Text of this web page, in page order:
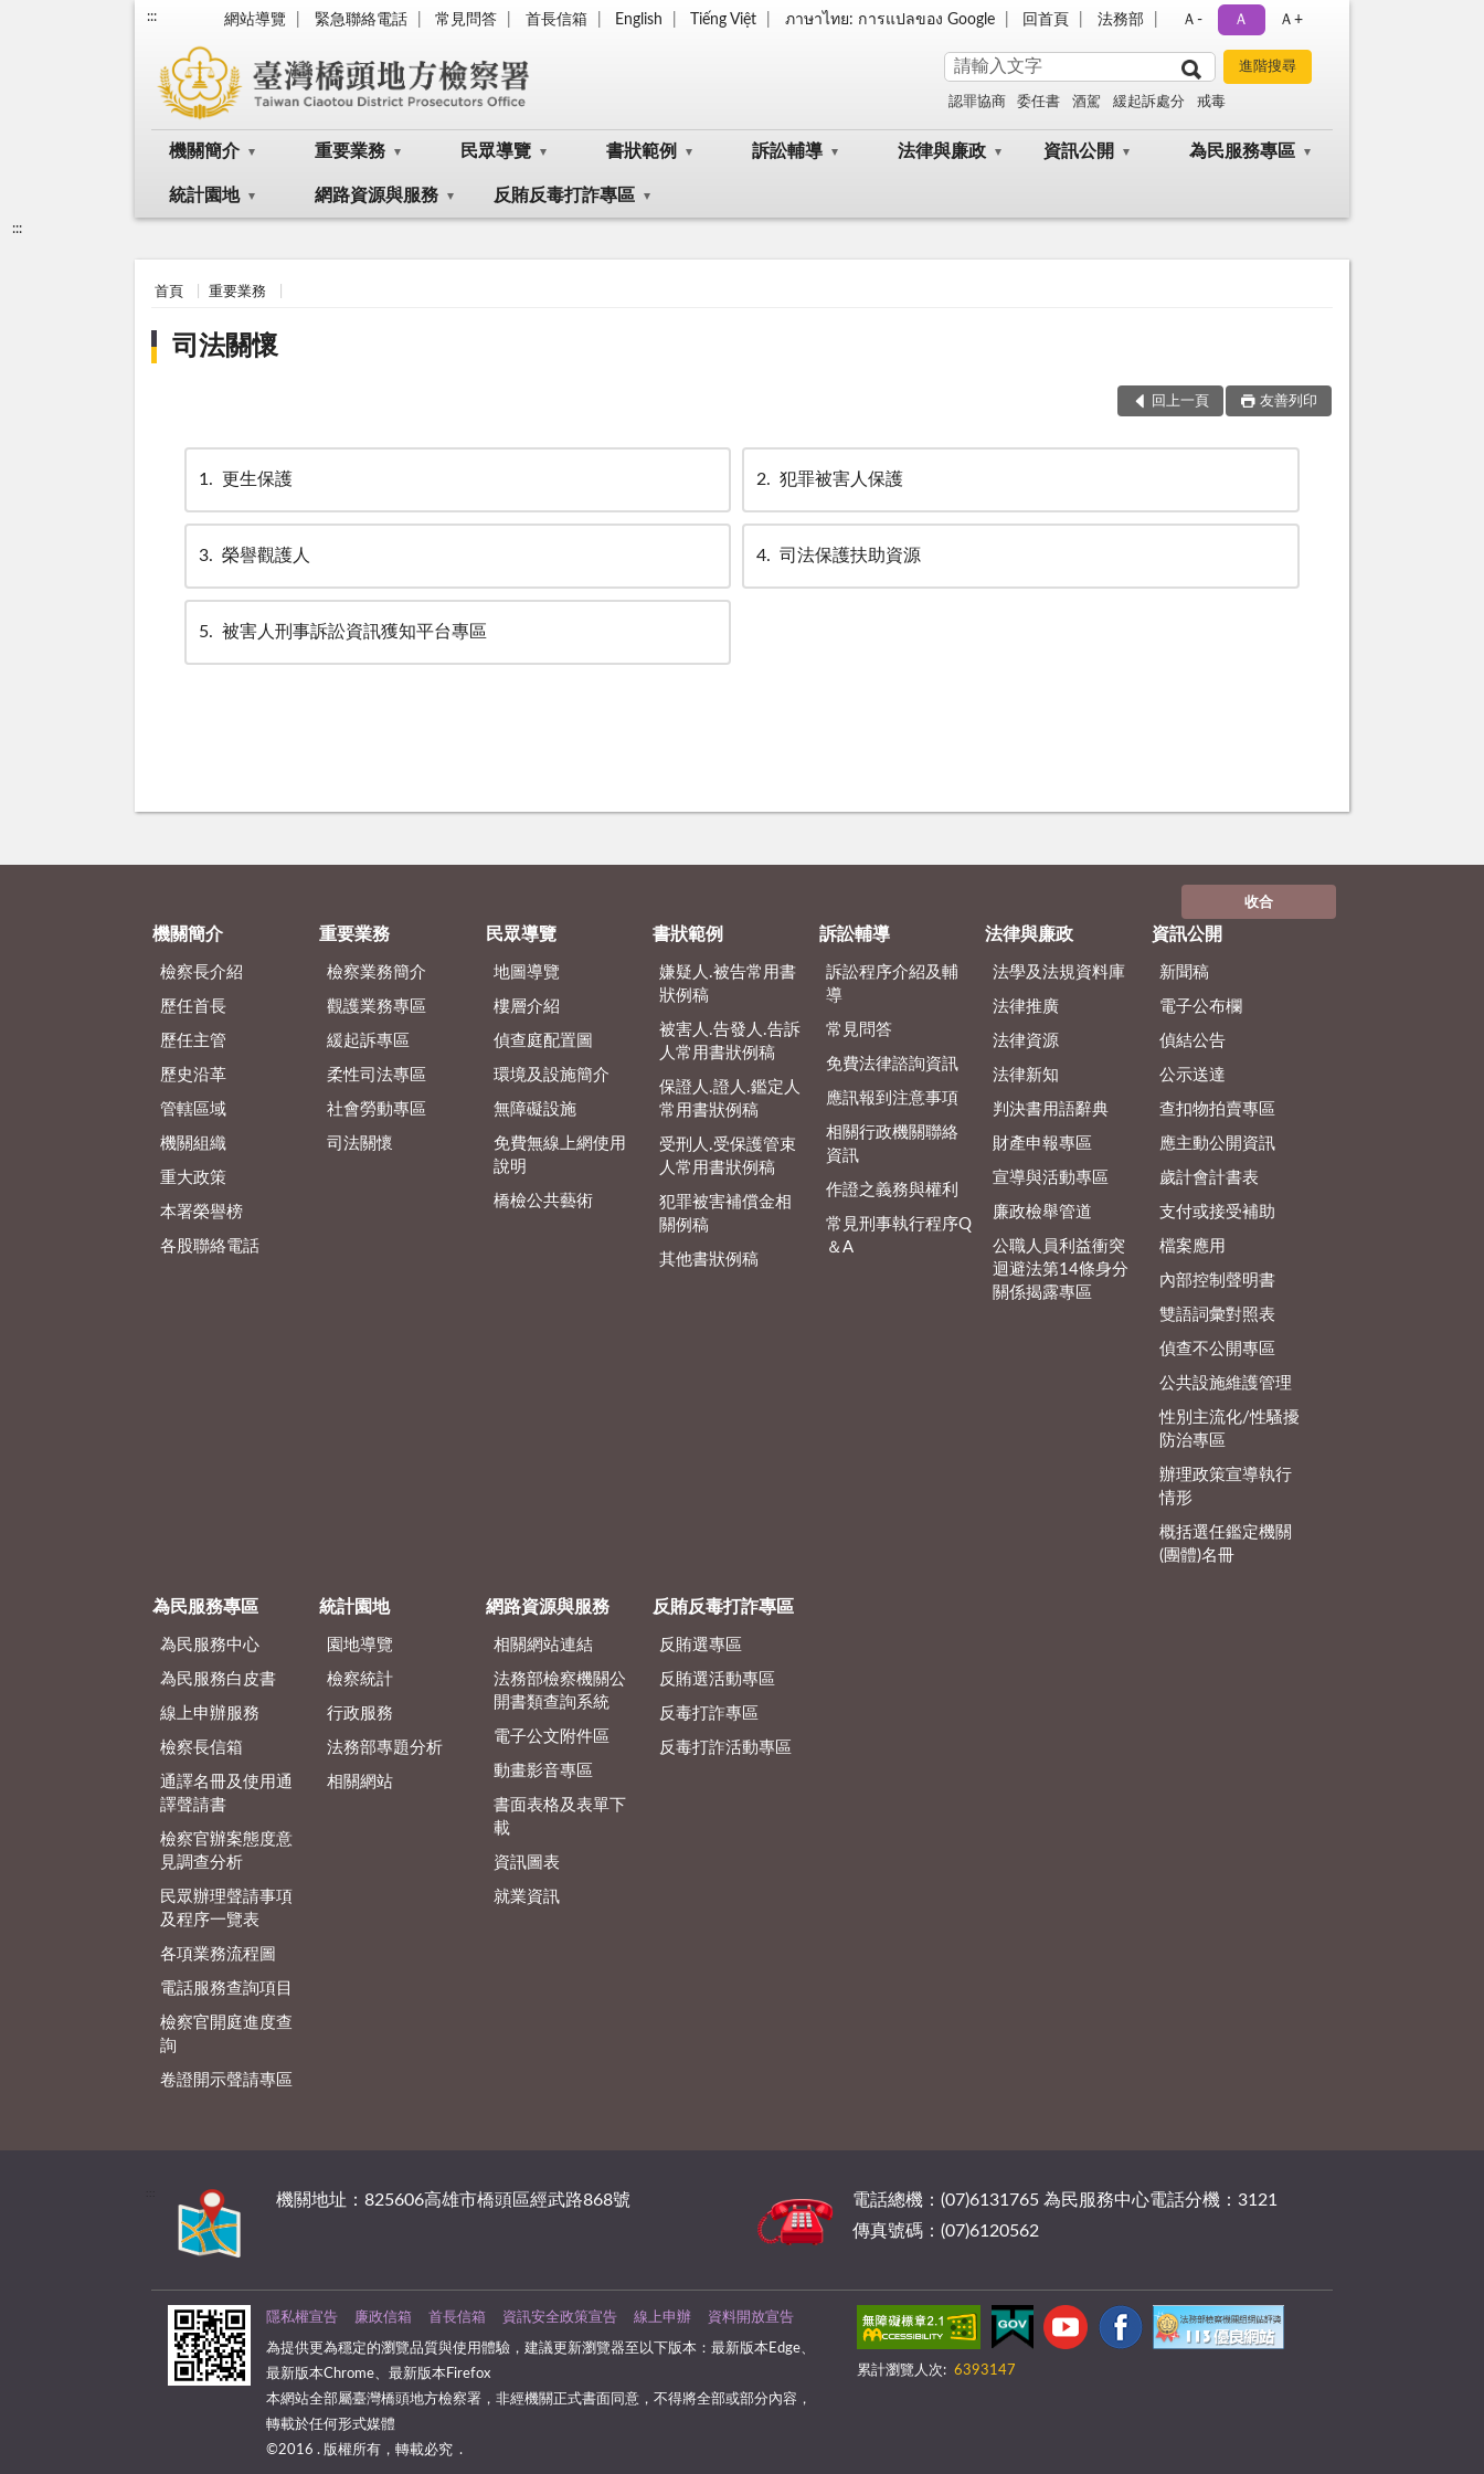
::: 網站導覽 緊急聯絡電話 常見問答 首長信箱 English Tiếng Việt ภาษาไทย: การแปลของ Google 回首頁 法務部 Ａ- Ａ Ａ+
認罪協商 委任書 酒駕 緩起訴處分 戒毒
機關簡介 重要業務 民眾導覽 書狀範例 訴訟輔導 法律與廉政 資訊公開 為民服務專區
統計園地 網路資源與服務 反賄反毒打詐專區
:::
首頁 重要業務
司法關懷
回上一頁 友善列印
1 更生保護 2 犯罪被害人保護
3 榮譽觀護人 4 司法保護扶助資源
5 被害人刑事訴訟資訊獲知平台專區
收合
機關簡介
檢察長介紹
歷任首長
歷任主管
歷史沿革
管轄區域
機關組織
重大政策
本署榮譽榜
各股聯絡電話
重要業務
檢察業務簡介
觀護業務專區
緩起訴專區
柔性司法專區
社會勞動專區
司法關懷
民眾導覽
地圖導覽
樓層介紹
偵查庭配置圖
環境及設施簡介
無障礙設施
免費無線上網使用
說明
橋檢公共藝術
書狀範例
嫌疑人.被告常用書
狀例稿
被害人.告發人.告訴
人常用書狀例稿
保證人.證人.鑑定人
常用書狀例稿
受刑人.受保護管束
人常用書狀例稿
犯罪被害補償金相
關例稿
其他書狀例稿
訴訟輔導
訴訟程序介紹及輔
導
常見問答
免費法律諮詢資訊
應訊報到注意事項
相關行政機關聯絡
資訊
作證之義務與權利
常見刑事執行程序Q
＆A
法律與廉政
法學及法規資料庫
法律推廣
法律資源
法律新知
判決書用語辭典
財產申報專區
宣導與活動專區
廉政檢舉管道
公職人員利益衝突
迴避法第14條身分
關係揭露專區
資訊公開
新聞稿
電子公布欄
偵結公告
公示送達
查扣物拍賣專區
應主動公開資訊
歲計會計書表
支付或接受補助
檔案應用
內部控制聲明書
雙語詞彙對照表
偵查不公開專區
公共設施維護管理
性別主流化/性騷擾
防治專區
辦理政策宣導執行
情形
概括選任鑑定機關
(團體)名冊
為民服務專區
為民服務中心
為民服務白皮書
線上申辦服務
檢察長信箱
通譯名冊及使用通
譯聲請書
檢察官辦案態度意
見調查分析
民眾辦理聲請事項
及程序一覽表
各項業務流程圖
電話服務查詢項目
檢察官開庭進度查
詢
卷證開示聲請專區
統計園地
園地導覽
檢察統計
行政服務
法務部專題分析
相關網站
網路資源與服務
相關網站連結
法務部檢察機關公
開書類查詢系統
電子公文附件區
動畫影音專區
書面表格及表單下
載
資訊圖表
就業資訊
反賄反毒打詐專區
反賄選專區
反賄選活動專區
反毒打詐專區
反毒打詐活動專區
機關地址：825606高雄市橋頭區經武路868號
電話總機：(07)6131765 為民服務中心電話分機：3121
傳真號碼：(07)6120562
隱私權宣告 廉政信箱 首長信箱 資訊安全政策宣告 線上申辦 資料開放宣告
為提供更為穩定的瀏覽品質與使用體驗，建議更新瀏覽器至以下版本：最新版本Edge、
最新版本Chrome、最新版本Firefox
本網站全部屬臺灣橋頭地方檢察署，非經機關正式書面同意，不得將全部或部分內容，
轉載於任何形式媒體
©2016 . 版權所有，轉載必究 .
累計瀏覽人次: 6393147